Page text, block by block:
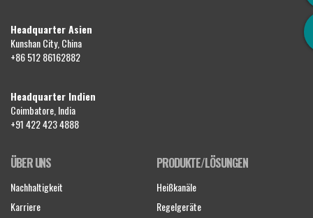
Headquarter Asien
Kunshan City, China
+86 512 86162882
Headquarter Indien
Coimbatore, India
+91 422 423 4888
ÜBER UNS
Nachhaltigkeit
Karriere
PRODUKTE/LÖSUNGEN
Heißkanäle
Regelgeräte